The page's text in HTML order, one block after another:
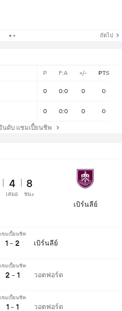
ถัดไป
P F:A +/- PTS
0 0:0 0 0
0 0:0 0 0
นดับ แชมเปี้ยนชิพ
4
เสมอ
8
ชนะ
เบิร์นลีย์
ชมเปี้ยนชิพ
1 - 2 เบิร์นลีย์
ชมเปี้ยนชิพ
2 - 1 วอตฟอร์ด
ชมเปี้ยนชิพ
1 - 1 วอตฟอร์ด